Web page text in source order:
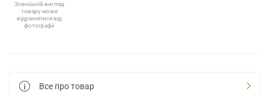
Зовнішній вигляд
товару може
відрізнятися від
фотографії
Все про товар